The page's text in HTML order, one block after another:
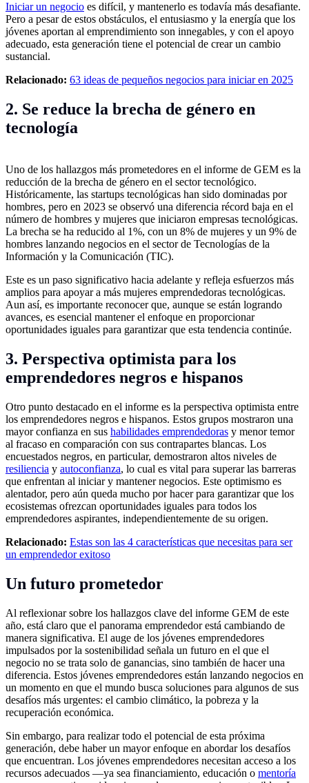
Iniciar un negocio es difícil, y mantenerlo es todavía más desafiante.
Pero a pesar de estos obstáculos, el entusiasmo y la energía que los
jóvenes aportan al emprendimiento son innegables, y con el apoyo
adecuado, esta generación tiene el potencial de crear un cambio
sustancial.
Relacionado: 63 ideas de pequeños negocios para iniciar en 2025
2. Se reduce la brecha de género en
tecnología
Uno de los hallazgos más prometedores en el informe de GEM es la
reducción de la brecha de género en el sector tecnológico.
Históricamente, las startups tecnológicas han sido dominadas por
hombres, pero en 2023 se observó una diferencia récord baja en el
número de hombres y mujeres que iniciaron empresas tecnológicas.
La brecha se ha reducido al 1%, con un 8% de mujeres y un 9% de
hombres lanzando negocios en el sector de Tecnologías de la
Información y la Comunicación (TIC).
Este es un paso significativo hacia adelante y refleja esfuerzos más
amplios para apoyar a más mujeres emprendedoras tecnológicas.
Aun así, es importante reconocer que, aunque se están logrando
avances, es esencial mantener el enfoque en proporcionar
oportunidades iguales para garantizar que esta tendencia continúe.
3. Perspectiva optimista para los
emprendedores negros e hispanos
Otro punto destacado en el informe es la perspectiva optimista entre
los emprendedores negros e hispanos. Estos grupos mostraron una
mayor confianza en sus habilidades emprendedoras y menor temor
al fracaso en comparación con sus contrapartes blancas. Los
encuestados negros, en particular, demostraron altos niveles de
resiliencia y autoconfianza, lo cual es vital para superar las barreras
que enfrentan al iniciar y mantener negocios. Este optimismo es
alentador, pero aún queda mucho por hacer para garantizar que los
ecosistemas ofrezcan oportunidades iguales para todos los
emprendedores aspirantes, independientemente de su origen.
Relacionado: Estas son las 4 características que necesitas para ser
un emprendedor exitoso
Un futuro prometedor
Al reflexionar sobre los hallazgos clave del informe GEM de este
año, está claro que el panorama emprendedor está cambiando de
manera significativa. El auge de los jóvenes emprendedores
impulsados por la sostenibilidad señala un futuro en el que el
negocio no se trata solo de ganancias, sino también de hacer una
diferencia. Estos jóvenes emprendedores están lanzando negocios en
un momento en que el mundo busca soluciones para algunos de sus
desafíos más urgentes: el cambio climático, la pobreza y la
recuperación económica.
Sin embargo, para realizar todo el potencial de esta próxima
generación, debe haber un mayor enfoque en abordar los desafíos
que encuentran. Los jóvenes emprendedores necesitan acceso a los
recursos adecuados —ya sea financiamiento, educación o mentoría